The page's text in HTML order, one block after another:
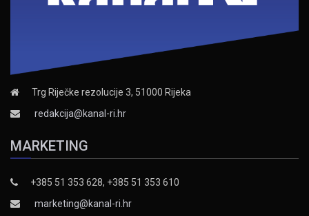
Trg Riječke rezolucije 3, 51000 Rijeka
redakcija@kanal-ri.hr
MARKETING
+385 51 353 628, +385 51 353 610
marketing@kanal-ri.hr